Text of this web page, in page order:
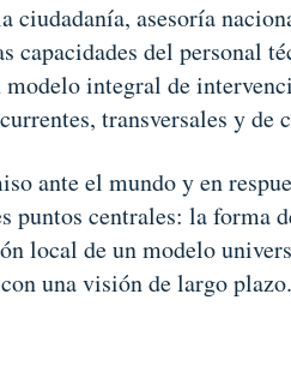
ciudadanía, asesoría
capacidades del personal
integral de
transversales y de
ante el mundo y en
puntos centrales: la forma
local de un modelo
una visión de largo plazo.